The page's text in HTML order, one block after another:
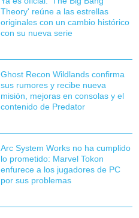
Theory' reúne a las estrellas
originales con un cambio histórico
con su nueva serie
Ghost Recon Wildlands confirma
sus rumores y recibe nueva
misión, mejoras en consolas y el
contenido de Predator
Arc System Works no ha cumplido
lo prometido: Marvel Tokon
enfurece a los jugadores de PC
por sus problemas